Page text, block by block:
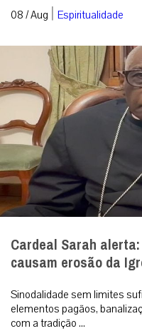
08 / Aug | Espiritualidade
Cardeal Sarah
causam erosão da
Sinodalidade sem limites
elementos pagãos,
com a tradição ...